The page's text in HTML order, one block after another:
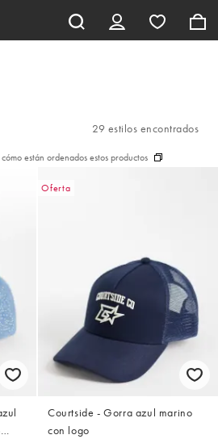
29 estilos encontrados
están ordenados estos productos
Oferta
Courtside - Gorra azul marino
con logo